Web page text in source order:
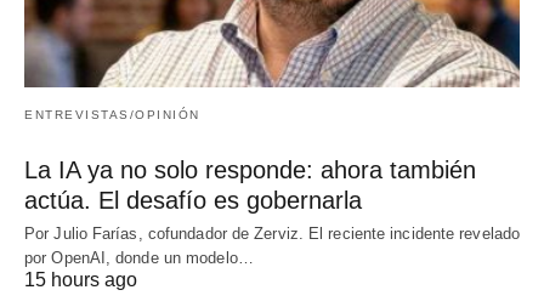
ENTREVISTAS/OPINIÓN
La IA ya no solo responde: ahora también
actúa. El desafío es gobernarla
Por Julio Farías, cofundador de Zerviz. El reciente incidente revelado
por OpenAI, donde un modelo…
15 hours ago